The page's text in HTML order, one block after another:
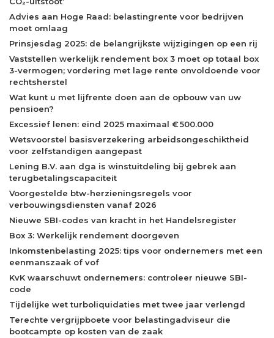
Advies aan Hoge Raad: belastingrente voor bedrijven
moet omlaag
Prinsjesdag 2025: de belangrijkste wijzigingen op een rij
Vaststellen werkelijk rendement box 3 moet op totaal box
3-vermogen; vordering met lage rente onvoldoende voor
rechtsherstel
Wat kunt u met lijfrente doen aan de opbouw van uw
pensioen?
Excessief lenen: eind 2025 maximaal € 500.000
Wetsvoorstel basisverzekering arbeidsongeschiktheid
voor zelfstandigen aangepast
Lening B.V. aan dga is winstuitdeling bij gebrek aan
terugbetalingscapaciteit
Voorgestelde btw-herzieningsregels voor
verbouwingsdiensten vanaf 2026
Nieuwe SBI-codes van kracht in het Handelsregister
Box 3: Werkelijk rendement doorgeven
Inkomstenbelasting 2025: tips voor ondernemers met een
eenmanszaak of vof
KvK waarschuwt ondernemers: controleer nieuwe SBI-
code
Tijdelijke wet turboliquidaties met twee jaar verlengd
Terechte vergrijpboete voor belastingadviseur die
bootcampte op kosten van de zaak